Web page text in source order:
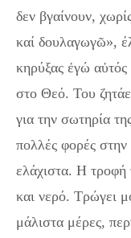
δεν βγαίνουν,
καί δουλαγωγῶ»,
κηρύξας ἐγώ
στο Θεό. Του
για την σωτηρία
πολλές φορές
ελάχιστα. Η τροφή
και νερό. Τρώγει
μάλιστα μέρες,